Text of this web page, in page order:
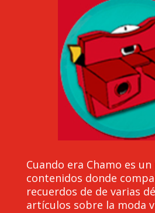
Cuando era Chamo es
contenidos donde
recuerdos de de varias
artículos sobre la moda